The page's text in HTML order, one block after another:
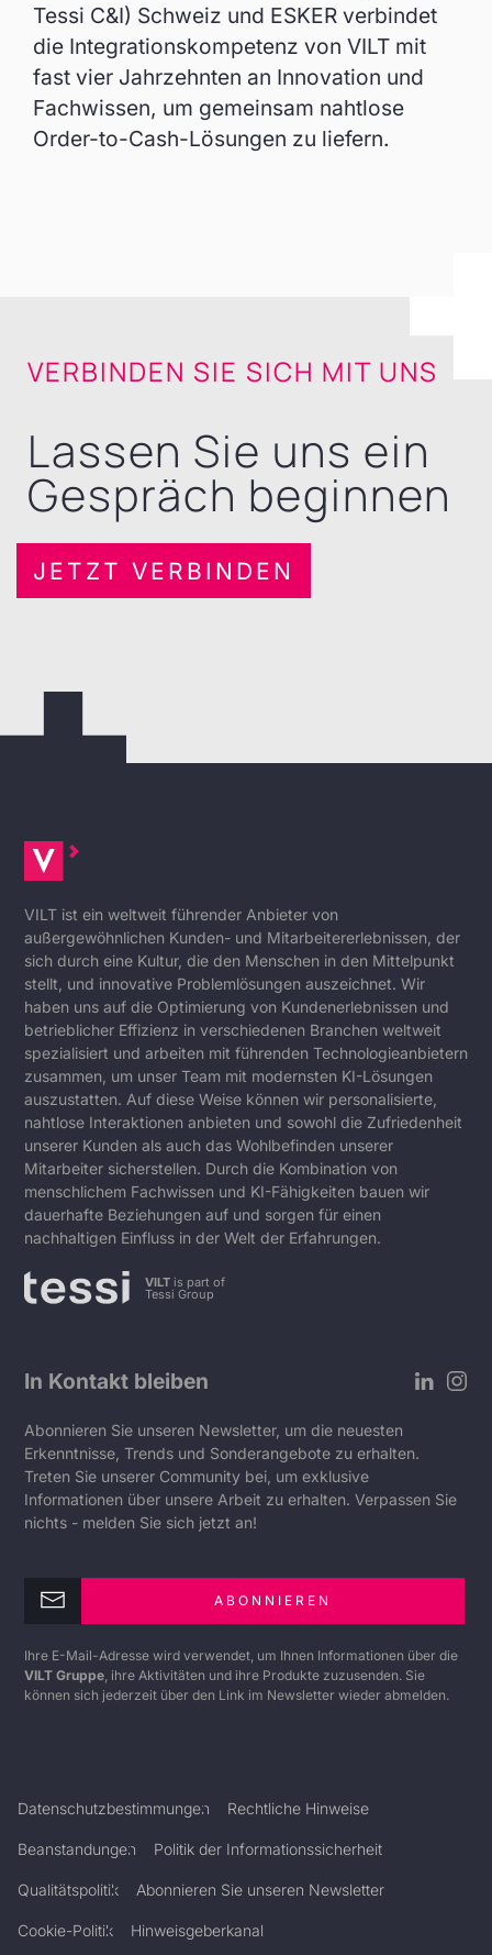
Tessi C&I) Schweiz und ESKER verbindet
die Integrationskompetenz von VILT mit
fast vier Jahrzehnten an Innovation und
Fachwissen, um gemeinsam nahtlose
Order-to-Cash-Lösungen zu liefern.
VERBINDEN SIE SICH MIT UNS
Lassen Sie uns ein
Gespräch beginnen
JETZT VERBINDEN
VILT ist ein weltweit führender Anbieter von
außergewöhnlichen Kunden- und Mitarbeitererlebnissen, der
sich durch eine Kultur, die den Menschen in den Mittelpunkt
stellt, und innovative Problemlösungen auszeichnet. Wir
haben uns auf die Optimierung von Kundenerlebnissen und
betrieblicher Effizienz in verschiedenen Branchen weltweit
spezialisiert und arbeiten mit führenden Technologieanbietern
zusammen, um unser Team mit modernsten KI-Lösungen
auszustatten. Auf diese Weise können wir personalisierte,
nahtlose Interaktionen anbieten und sowohl die Zufriedenheit
unserer Kunden als auch das Wohlbefinden unserer
Mitarbeiter sicherstellen. Durch die Kombination von
menschlichem Fachwissen und KI-Fähigkeiten bauen wir
dauerhafte Beziehungen auf und sorgen für einen
nachhaltigen Einfluss in der Welt der Erfahrungen.
VILT is part of
Tessi Group
In Kontakt bleiben
Abonnieren Sie unseren Newsletter, um die neuesten
Erkenntnisse, Trends und Sonderangebote zu erhalten.
Treten Sie unserer Community bei, um exklusive
Informationen über unsere Arbeit zu erhalten. Verpassen Sie
nichts - melden Sie sich jetzt an!
ABONNIEREN
Ihre E-Mail-Adresse wird verwendet, um Ihnen Informationen über die
VILT Gruppe , ihre Aktivitäten und ihre Produkte zuzusenden. Sie
können sich jederzeit über den Link im Newsletter wieder abmelden.
Datenschutzbestimmungen Rechtliche Hinweise
Beanstandungen Politik der Informationssicherheit
Qualitätspolitik Abonnieren Sie unseren Newsletter
Cookie-Politik Hinweisgeberkanal